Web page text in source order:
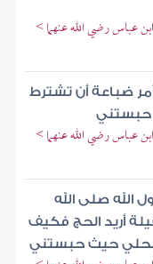
عباس رضي الله عنهما >
ضباعة أن تشترط
حبستني
عباس رضي الله عنهما >
الله صلى الله
أريد الحج فكيف
محلي حيث حبستني